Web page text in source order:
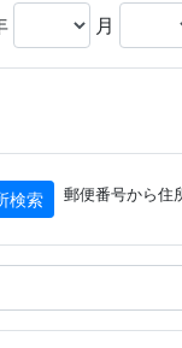
月
郵便番号から住